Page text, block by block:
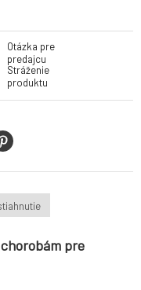
Otázka pre
predajcu
Stráženie
produktu
pre